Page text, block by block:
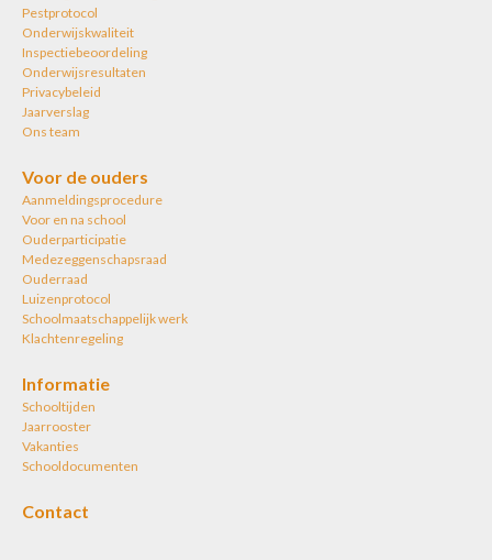
Pestprotocol
Onderwijskwaliteit
Inspectiebeoordeling
Onderwijsresultaten
Privacybeleid
Jaarverslag
Ons team
Voor de ouders
Aanmeldingsprocedure
Voor en na school
Ouderparticipatie
Medezeggenschapsraad
Ouderraad
Luizenprotocol
Schoolmaatschappelijk werk
Klachtenregeling
Informatie
Schooltijden
Jaarrooster
Vakanties
Schooldocumenten
Contact